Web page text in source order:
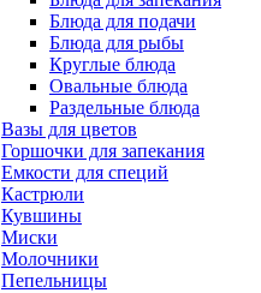
Блюда для подачи
Блюда для рыбы
Круглые блюда
Овальные блюда
Раздельные блюда
Вазы для цветов
Горшочки для запекания
Емкости для специй
Кастрюли
Кувшины
Миски
Молочники
Пепельницы